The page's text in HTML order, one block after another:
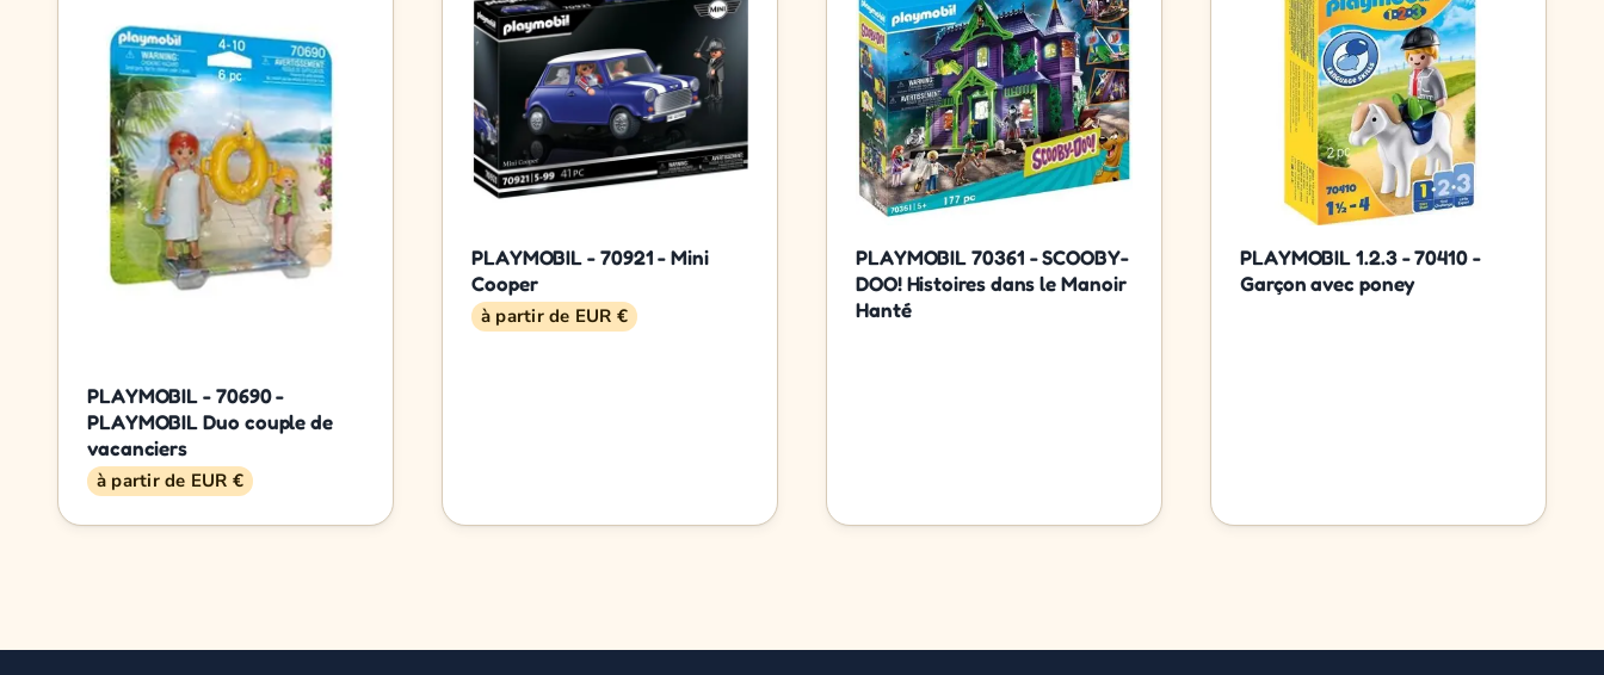
PLAYMOBIL - 70690 -
PLAYMOBIL Duo couple de
vacanciers
à partir de EUR €
PLAYMOBIL - 70921 - Mini
Cooper
à partir de EUR €
PLAYMOBIL 70361 - SCOOBY-
DOO! Histoires dans le Manoir
Hanté
PLAYMOBIL 1.2.3 - 70410 -
Garçon avec poney